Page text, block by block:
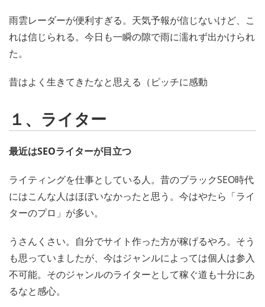
雨雲レーダーが便利すぎる。天気予報が信じないけど、こ
れは信じられる。今日も一瞬の隙で雨に濡れず出かけられ
た。
昔はよく生きてきたなと思える（ピッチに感動
１、ライター
最近はSEOライターが目立つ
ライティングを仕事としている人。昔のブラックSEO時代
にはこんな人はほぼいなかったと思う。今はやたら「ライ
ターのプロ」が多い。
うさんくさい。自分でサイト作った方が稼げるやろ。そう
も思っていましたが、今はジャンルによっては個人は参入
不可能。そのジャンルのライターとして稼ぐ道も十分にあ
るなと感心。